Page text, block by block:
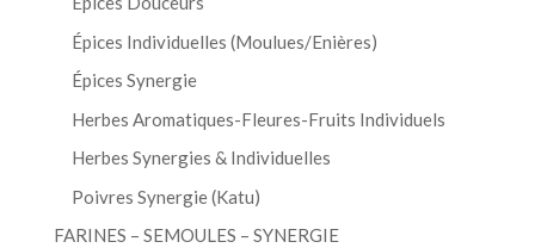
Épices Individuelles (Moulues/Enières)
Épices Synergie
Herbes Aromatiques-Fleures-Fruits Individuels
Herbes Synergies & Individuelles
Poivres Synergie (Katu)
FARINES – SEMOULES – SYNERGIE